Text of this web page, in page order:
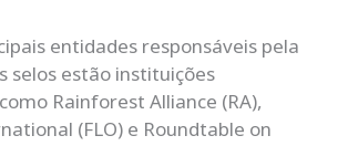
entidades responsáveis pela
selos estão instituições
Rainforest Alliance (RA),
(FLO) e Roundtable on